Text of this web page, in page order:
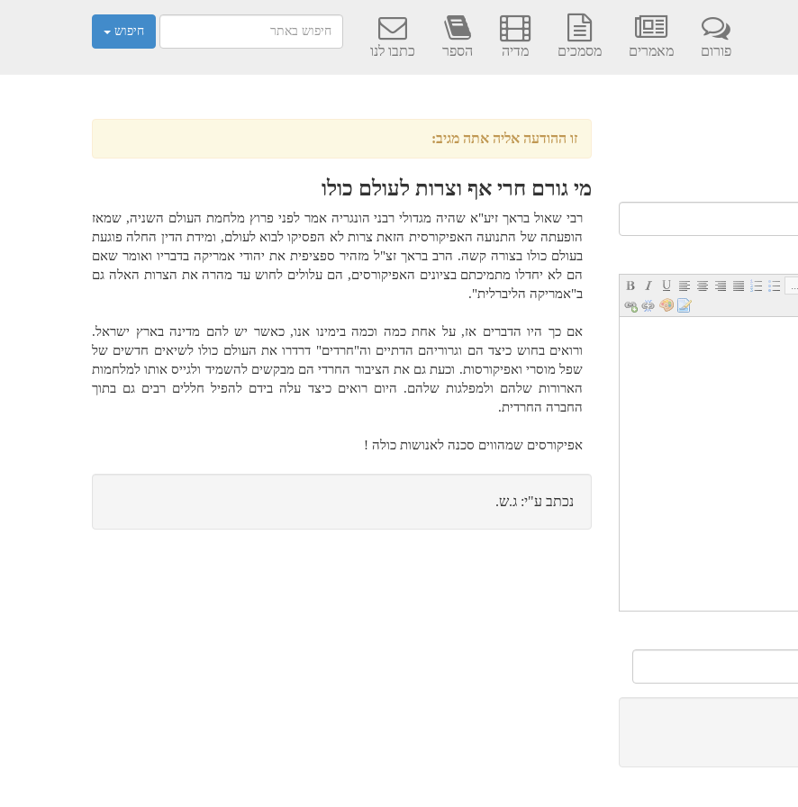
פורום מאמרים מסמכים מדיה הספר כתבו לנו
חיפוש
זו ההודעה אליה אתה מגיב:
מי גורם חרי אף וצרות לעולם כולו
רבי שאול בראך זיע"א שהיה מגדולי רבני הונגריה אמר לפני פרוץ מלחמת העולם השניה, שמאז
הופעתה של התנועה האפיקורסית הזאת צרות לא הפסיקו לבוא לעולם, ומידת הדין החלה פוגעת
בעולם כולו בצורה קשה. הרב בראך זצ"ל מזהיר ספציפית את יהודי אמריקה בדבריו ואומר שאם
הם לא יחדלו מתמיכתם בציונים האפיקורסים, הם עלולים לחוש עד מהרה את הצרות האלה גם
ב"אמריקה הליברלית".
אם כך היו הדברים אז, על אחת כמה וכמה בימינו אנו, כאשר יש להם מדינה בארץ ישראל.
ורואים בחוש כיצד הם וגרוריהם הדתיים וה"חרדים" דרדרו את העולם כולו לשיאים חדשים של
שפל מוסרי ואפיקורסות. וכעת גם את הציבור החרדי הם מבקשים להשמיד ולגייס אותו למלחמות
הארורות שלהם ולמפלגות שלהם. היום רואים כיצד עלה בידם להפיל חללים רבים גם בתוך
החברה החרדית.
אפיקורסים שמהווים סכנה לאנושות כולה !
נכתב ע"י: ג.ש.